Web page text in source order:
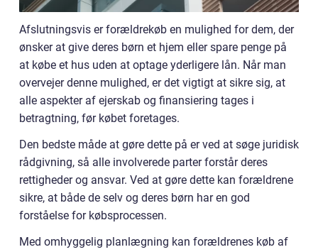
Afslutningsvis er forældrekøb en mulighed for dem, der
ønsker at give deres børn et hjem eller spare penge på
at købe et hus uden at optage yderligere lån. Når man
overvejer denne mulighed, er det vigtigt at sikre sig, at
alle aspekter af ejerskab og finansiering tages i
betragtning, før købet foretages.
Den bedste måde at gøre dette på er ved at søge juridisk
rådgivning, så alle involverede parter forstår deres
rettigheder og ansvar. Ved at gøre dette kan forældrene
sikre, at både de selv og deres børn har en god
forståelse for købsprocessen.
Med omhyggelig planlægning kan forældrenes køb af